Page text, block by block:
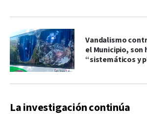
Vandalismo
el Municipio, son
“sistemáticos y
La investigación continúa